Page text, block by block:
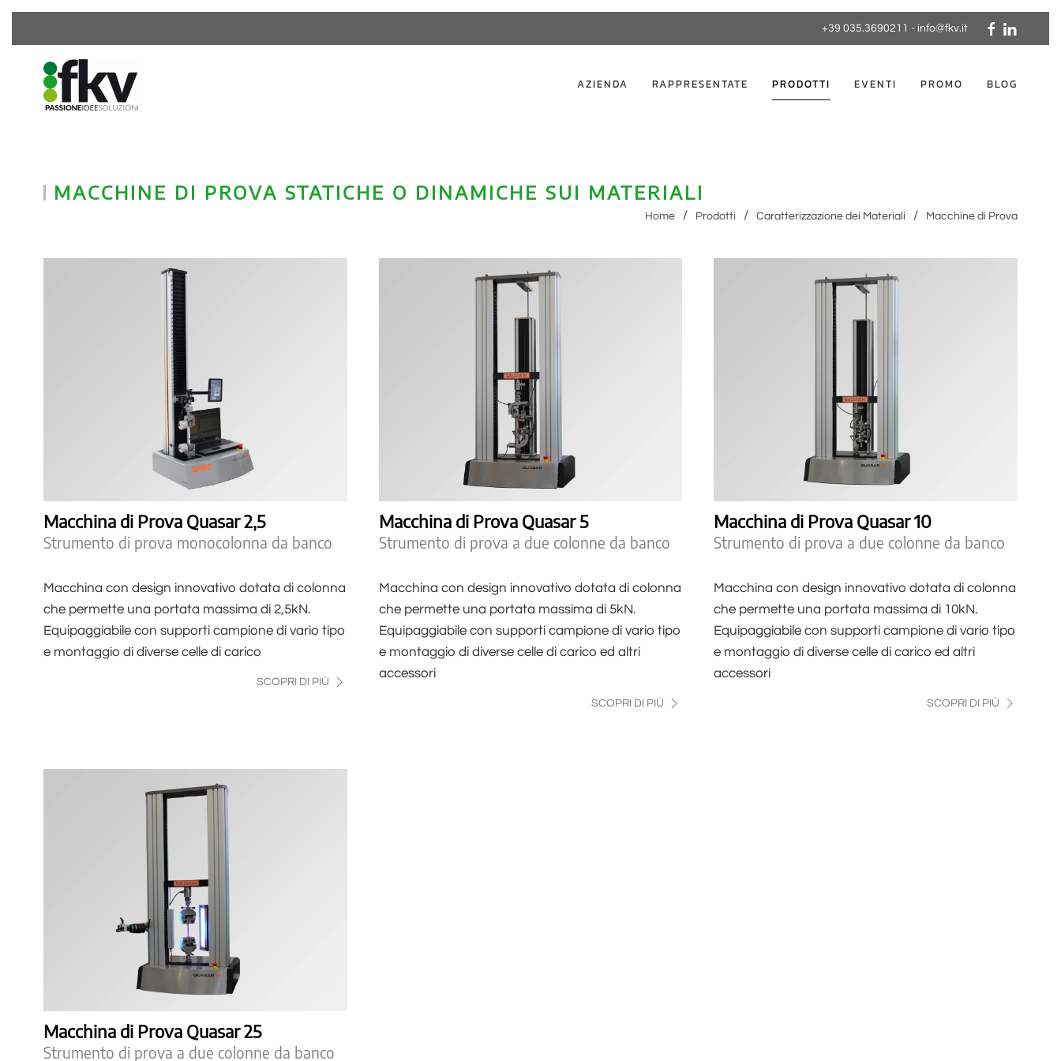
+39 035.3690211 - info@fkv.it
AZIENDA RAPPRESENTATE PRODOTTI EVENTI PROMO BLOG
MACCHINE DI PROVA STATICHE O DINAMICHE SUI MATERIALI
Home Prodotti Caratterizzazione dei Materiali Macchine di Prova
Macchina di Prova Quasar 2,5
Strumento di prova monocolonna da banco
Macchina con design innovativo dotata di colonna
che permette una portata massima di 2,5kN.
Equipaggiabile con supporti campione di vario tipo
e montaggio di diverse celle di carico
SCOPRI DI PIÙ
Macchina di Prova Quasar 5
Strumento di prova a due colonne da banco
Macchina con design innovativo dotata di colonna
che permette una portata massima di 5kN.
Equipaggiabile con supporti campione di vario tipo
e montaggio di diverse celle di carico ed altri
accessori
SCOPRI DI PIÙ
Macchina di Prova Quasar 10
Strumento di prova a due colonne da banco
Macchina con design innovativo dotata di colonna
che permette una portata massima di 10kN.
Equipaggiabile con supporti campione di vario tipo
e montaggio di diverse celle di carico ed altri
accessori
SCOPRI DI PIÙ
Macchina di Prova Quasar 25
Strumento di prova a due colonne da banco